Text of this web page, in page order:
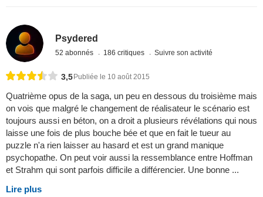
Psydered
52 abonnés 186 critiques Suivre son activité
3,5 Publiée le 10 août 2015
Quatrième opus de la saga, un peu en dessous du troisième mais
on vois que malgré le changement de réalisateur le scénario est
toujours aussi en béton, on a droit a plusieurs révélations qui nous
laisse une fois de plus bouche bée et que en fait le tueur au
puzzle n'a rien laisser au hasard et est un grand manique
psychopathe. On peut voir aussi la ressemblance entre Hoffman
et Strahm qui sont parfois difficile a différencier. Une bonne ...
Lire plus